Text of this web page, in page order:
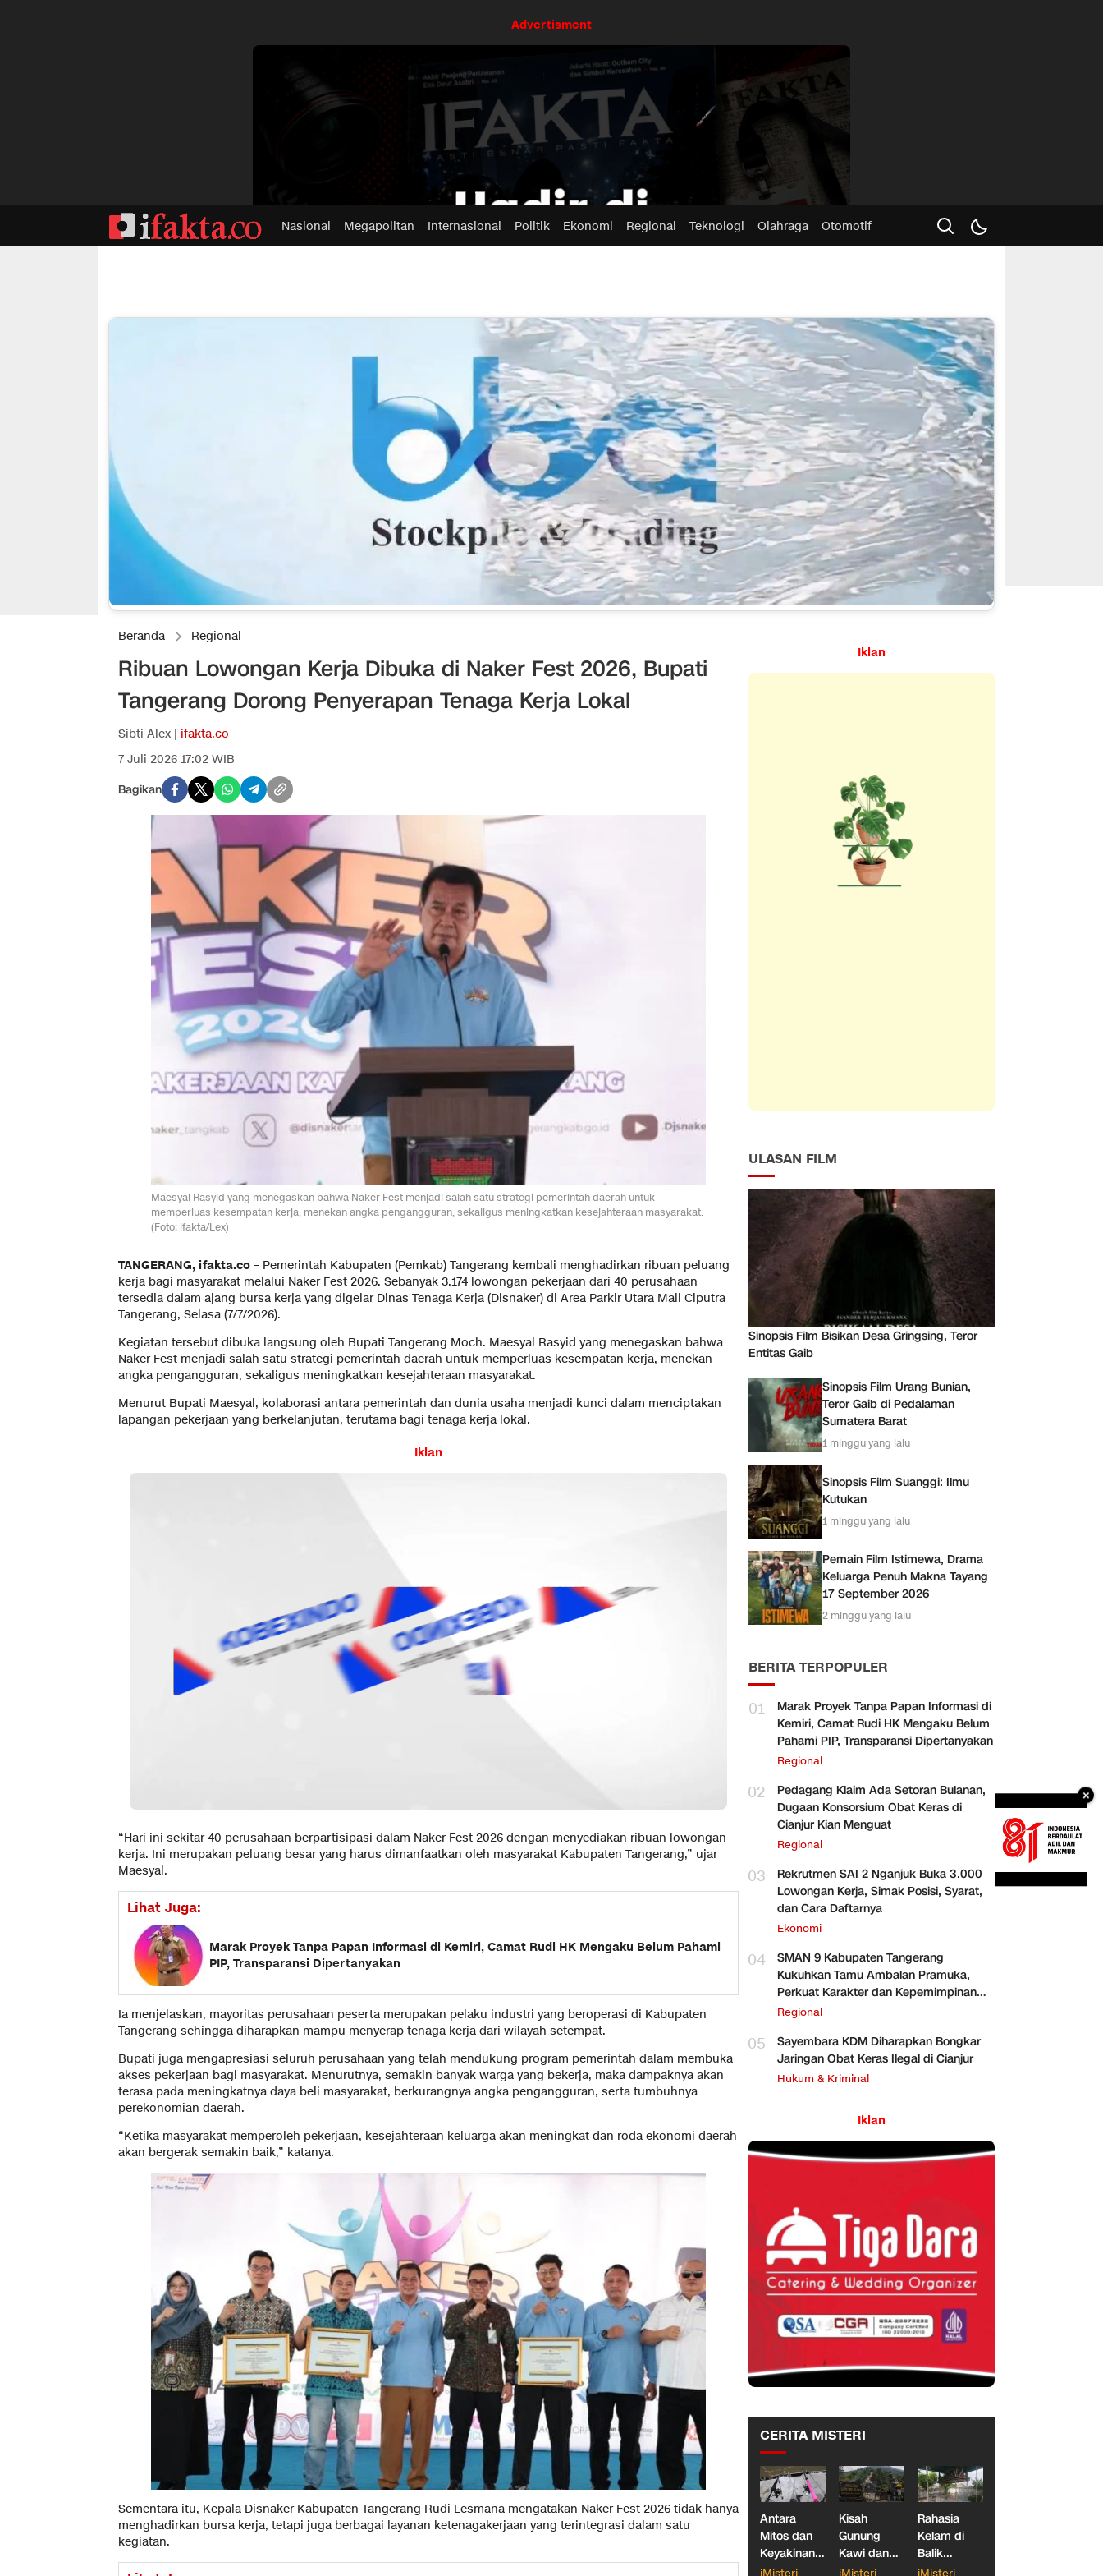
Advertisment
Nasional Megapolitan Internasional Politik Ekonomi Regional Teknologi Olahraga Otomotif
Beranda Regional
Ribuan Lowongan Kerja Dibuka di Naker Fest 2026, Bupati
Tangerang Dorong Penyerapan Tenaga Kerja Lokal
Sibti Alex | ifakta.co
7 Juli 2026 17:02 WIB
Bagikan
Maesyal Rasyid yang menegaskan bahwa Naker Fest menjadi salah satu strategi pemerintah daerah untuk
memperluas kesempatan kerja, menekan angka pengangguran, sekaligus meningkatkan kesejahteraan masyarakat.
(Foto: ifakta/Lex)
TANGERANG, ifakta.co – Pemerintah Kabupaten (Pemkab) Tangerang kembali menghadirkan ribuan peluang
kerja bagi masyarakat melalui Naker Fest 2026. Sebanyak 3.174 lowongan pekerjaan dari 40 perusahaan
tersedia dalam ajang bursa kerja yang digelar Dinas Tenaga Kerja (Disnaker) di Area Parkir Utara Mall Ciputra
Tangerang, Selasa (7/7/2026).
Kegiatan tersebut dibuka langsung oleh Bupati Tangerang Moch. Maesyal Rasyid yang menegaskan bahwa
Naker Fest menjadi salah satu strategi pemerintah daerah untuk memperluas kesempatan kerja, menekan
angka pengangguran, sekaligus meningkatkan kesejahteraan masyarakat.
Menurut Bupati Maesyal, kolaborasi antara pemerintah dan dunia usaha menjadi kunci dalam menciptakan
lapangan pekerjaan yang berkelanjutan, terutama bagi tenaga kerja lokal.
Iklan
“Hari ini sekitar 40 perusahaan berpartisipasi dalam Naker Fest 2026 dengan menyediakan ribuan lowongan
kerja. Ini merupakan peluang besar yang harus dimanfaatkan oleh masyarakat Kabupaten Tangerang,” ujar
Maesyal.
Lihat Juga:
Marak Proyek Tanpa Papan Informasi di Kemiri, Camat Rudi HK Mengaku Belum Pahami
PIP, Transparansi Dipertanyakan
Ia menjelaskan, mayoritas perusahaan peserta merupakan pelaku industri yang beroperasi di Kabupaten
Tangerang sehingga diharapkan mampu menyerap tenaga kerja dari wilayah setempat.
Bupati juga mengapresiasi seluruh perusahaan yang telah mendukung program pemerintah dalam membuka
akses pekerjaan bagi masyarakat. Menurutnya, semakin banyak warga yang bekerja, maka dampaknya akan
terasa pada meningkatnya daya beli masyarakat, berkurangnya angka pengangguran, serta tumbuhnya
perekonomian daerah.
“Ketika masyarakat memperoleh pekerjaan, kesejahteraan keluarga akan meningkat dan roda ekonomi daerah
akan bergerak semakin baik,” katanya.
Sementara itu, Kepala Disnaker Kabupaten Tangerang Rudi Lesmana mengatakan Naker Fest 2026 tidak hanya
menghadirkan bursa kerja, tetapi juga berbagai layanan ketenagakerjaan yang terintegrasi dalam satu
kegiatan.
Iklan
ULASAN FILM
Sinopsis Film Bisikan Desa Gringsing, Teror
Entitas Gaib
Sinopsis Film Urang Bunian,
Teror Gaib di Pedalaman
Sumatera Barat
1 minggu yang lalu
Sinopsis Film Suanggi: Ilmu
Kutukan
1 minggu yang lalu
Pemain Film Istimewa, Drama
Keluarga Penuh Makna Tayang
17 September 2026
2 minggu yang lalu
BERITA TERPOPULER
01
Marak Proyek Tanpa Papan Informasi di
Kemiri, Camat Rudi HK Mengaku Belum
Pahami PIP, Transparansi Dipertanyakan
Regional
02
Pedagang Klaim Ada Setoran Bulanan,
Dugaan Konsorsium Obat Keras di
Cianjur Kian Menguat
Regional
03
Rekrutmen SAI 2 Nganjuk Buka 3.000
Lowongan Kerja, Simak Posisi, Syarat,
dan Cara Daftarnya
Ekonomi
04
SMAN 9 Kabupaten Tangerang
Kukuhkan Tamu Ambalan Pramuka,
Perkuat Karakter dan Kepemimpinan
Siswa
Regional
05
Sayembara KDM Diharapkan Bongkar
Jaringan Obat Keras Ilegal di Cianjur
Hukum & Kriminal
Iklan
CERITA MISTERI
Antara
Mitos dan
Keyakinan,
Ketika
Kisah
Gunung
Kawi dan
Dua
Rahasia
Kelam di
Balik
Makam
×